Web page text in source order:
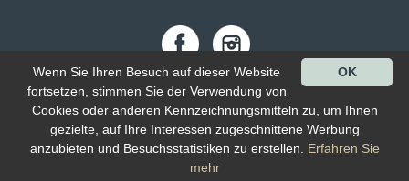
Meilleur tarif garanti
Haut de page
- - Schutz personenbezogener daten -
Nos flux RSS
Erstellung und SEO-Website E-comouest - VILLERVILLE
OK
Wenn Sie Ihren Besuch auf dieser Website
fortsetzen, stimmen Sie der Verwendung von
Cookies oder anderen Kennzeichnungsmitteln zu, um Ihnen
gezielte, auf Ihre Interessen zugeschnittene Werbung
anzubieten und Besuchsstatistiken zu erstellen. Erfahren Sie
mehr